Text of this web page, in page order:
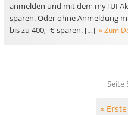
anmelden und mit dem myTUI
sparen. Oder ohne Anmeldung
bis zu 400,- € sparen. […] » Zum
Seite
« Erste